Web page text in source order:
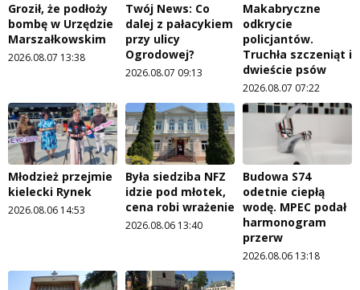
Groził, że podłoży
bombę w Urzędzie
Marszałkowskim
2026.08.07 13:38
Twój News: Co
dalej z pałacykiem
przy ulicy
Ogrodowej?
2026.08.07 09:13
Makabryczne
odkrycie
policjantów.
Truchła szczeniąt i
dwieście psów
2026.08.07 07:22
Młodzież przejmie
kielecki Rynek
2026.08.06 14:53
Była siedziba NFZ
idzie pod młotek,
cena robi wrażenie
2026.08.06 13:40
Budowa S74
odetnie ciepłą
wodę. MPEC podał
harmonogram
przerw
2026.08.06 13:18